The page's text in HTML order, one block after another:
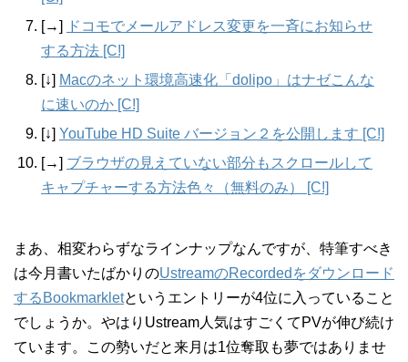
[→]
ドコモでメールアドレス変更を一斉にお知らせ
する方法 [C!]
[↓] Macのネット環境高速化「dolipo」はナゼこんな
に速いのか [C!]
[↓] YouTube HD Suite バージョン２を公開します [C!]
[→] ブラウザの見えていない部分もスクロールして
キャプチャーする方法色々（無料のみ） [C!]
まあ、相変わらずなラインナップなんですが、特筆すべき
は今月書いたばかりのUstreamのRecordedをダウンロード
するBookmarkletというエントリーが4位に入っていること
でしょうか。やはりUstream人気はすごくてPVが伸び続け
ています。この勢いだと来月は1位奪取も夢ではありませ